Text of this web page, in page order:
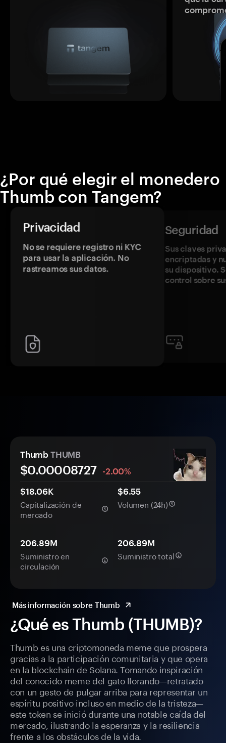
¿Por qué elegir el monedero
Thumb con Tangem?
Privacidad
No se requiere registro ni KYC
para usar la aplicación. No
rastreamos sus datos.
Seguridad
Sus claves
encriptadas y
su dispositivo.
control sobre
¿Qué es Thumb (THUMB)?
Thumb es una criptomoneda meme que prospera
gracias a la participación comunitaria y que opera
en la blockchain de Solana. Tomando inspiración
del conocido meme del gato llorando—retratado
con un gesto de pulgar arriba para representar un
espíritu positivo incluso en medio de la tristeza—
este token se inició durante una notable caída del
mercado, ilustrando la esperanza y la resiliencia
frente a los obstáculos de la vida.
Thumb THUMB
$0.00008727
-2.00%
$18.06K
Capitalización de
mercado
$6.55
Volumen (24h)
206.89M
Suministro en
circulación
206.89M
Suministro total
Más información sobre Thumb